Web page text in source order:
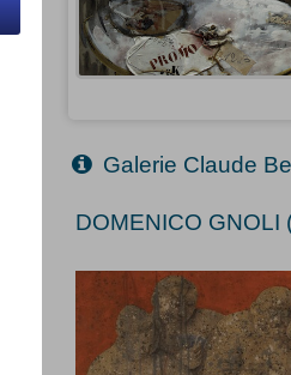
Galerie Claude
DOMENICO GNOLI